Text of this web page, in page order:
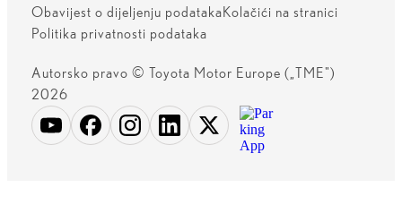
Obavijest o dijeljenju podatakaKolačići na stranici
Politika privatnosti podataka
Autorsko pravo © Toyota Motor Europe („TME")
2026